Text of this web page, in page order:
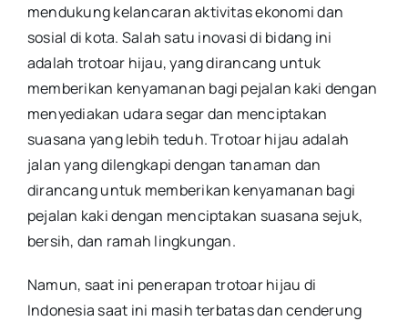
mendukung kelancaran aktivitas ekonomi dan
sosial di kota. Salah satu inovasi di bidang ini
adalah trotoar hijau, yang dirancang untuk
memberikan kenyamanan bagi pejalan kaki dengan
menyediakan udara segar dan menciptakan
suasana yang lebih teduh. Trotoar hijau adalah
jalan yang dilengkapi dengan tanaman dan
dirancang untuk memberikan kenyamanan bagi
pejalan kaki dengan menciptakan suasana sejuk,
bersih, dan ramah lingkungan.
Namun, saat ini penerapan trotoar hijau di
Indonesia saat ini masih terbatas dan cenderung